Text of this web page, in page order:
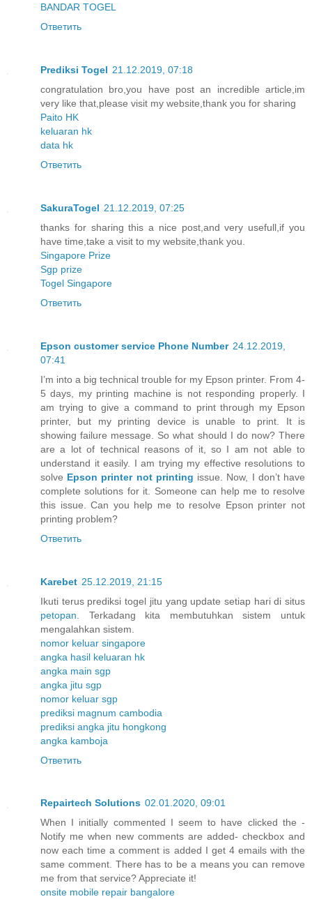
BANDAR TOGEL
Ответить
Prediksi Togel 21.12.2019, 07:18
congratulation bro,you have post an incredible article,im
very like that,please visit my website,thank you for sharing
Paito HK
keluaran hk
data hk
Ответить
SakuraTogel 21.12.2019, 07:25
thanks for sharing this a nice post,and very usefull,if you
have time,take a visit to my website,thank you.
Singapore Prize
Sgp prize
Togel Singapore
Ответить
Epson customer service Phone Number 24.12.2019,
07:41
I’m into a big technical trouble for my Epson printer. From 4-
5 days, my printing machine is not responding properly. I
am trying to give a command to print through my Epson
printer, but my printing device is unable to print. It is
showing failure message. So what should I do now? There
are a lot of technical reasons of it, so I am not able to
understand it easily. I am trying my effective resolutions to
solve Epson printer not printing issue. Now, I don’t have
complete solutions for it. Someone can help me to resolve
this issue. Can you help me to resolve Epson printer not
printing problem?
Ответить
Karebet 25.12.2019, 21:15
Ikuti terus prediksi togel jitu yang update setiap hari di situs
petopan . Terkadang kita membutuhkan sistem untuk
mengalahkan sistem.
nomor keluar singapore
angka hasil keluaran hk
angka main sgp
angka jitu sgp
nomor keluar sgp
prediksi magnum cambodia
prediksi angka jitu hongkong
angka kamboja
Ответить
Repairtech Solutions 02.01.2020, 09:01
When I initially commented I seem to have clicked the -
Notify me when new comments are added- checkbox and
now each time a comment is added I get 4 emails with the
same comment. There has to be a means you can remove
me from that service? Appreciate it!
onsite mobile repair bangalore